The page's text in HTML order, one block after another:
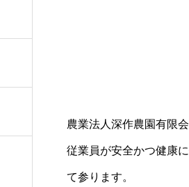
農業法人深作農園有限
従業員が安全かつ健康
て参ります。